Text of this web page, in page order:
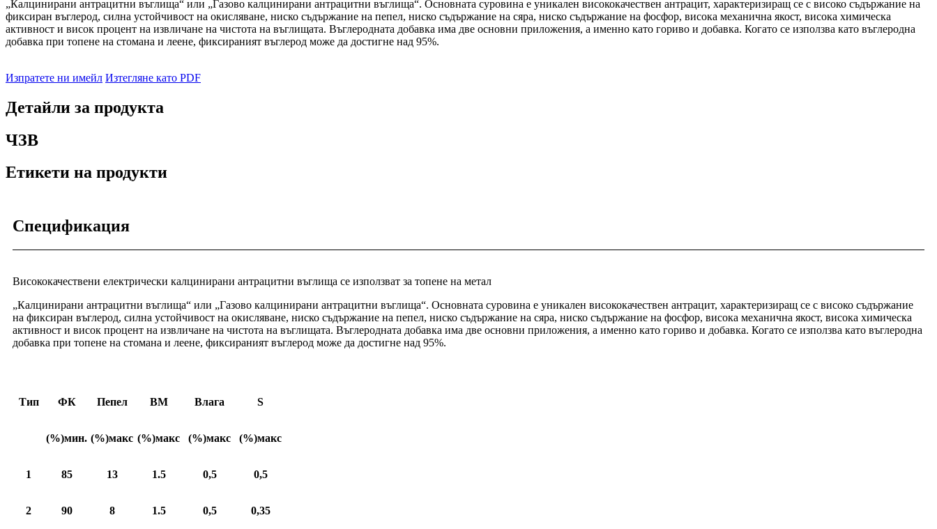
„Калцинирани антрацитни въглища“ или „Газово калцинирани антрацитни въглища“. Основната суровина е уникален висококачествен антрацит, характеризиращ се с високо съдържание на
фиксиран въглерод, силна устойчивост на окисляване, ниско съдържание на пепел, ниско съдържание на сяра, ниско съдържание на фосфор, висока механична якост, висока химическа
активност и висок процент на извличане на чистота на въглищата. Въглеродната добавка има две основни приложения, а именно като гориво и добавка. Когато се използва като въглеродна
добавка при топене на стомана и леене, фиксираният въглерод може да достигне над 95%.
Изпратете ни имейл Изтегляне като PDF
Детайли за продукта
ЧЗВ
Етикети на продукти
Спецификация
Висококачествени електрически калцинирани антрацитни въглища се използват за топене на метал
„Калцинирани антрацитни въглища“ или „Газово калцинирани антрацитни въглища“. Основната суровина е уникален висококачествен антрацит, характеризиращ се с високо съдържание
на фиксиран въглерод, силна устойчивост на окисляване, ниско съдържание на пепел, ниско съдържание на сяра, ниско съдържание на фосфор, висока механична якост, висока химическа
активност и висок процент на извличане на чистота на въглищата. Въглеродната добавка има две основни приложения, а именно като гориво и добавка. Когато се използва като въглеродна
добавка при топене на стомана и леене, фиксираният въглерод може да достигне над 95%.
Тип ФК Пепел ВМ Влага S
(%)мин. (%)макс (%)макс (%)макс (%)макс
1 85 13 1.5 0,5 0,5
2 90 8 1.5 0,5 0,35